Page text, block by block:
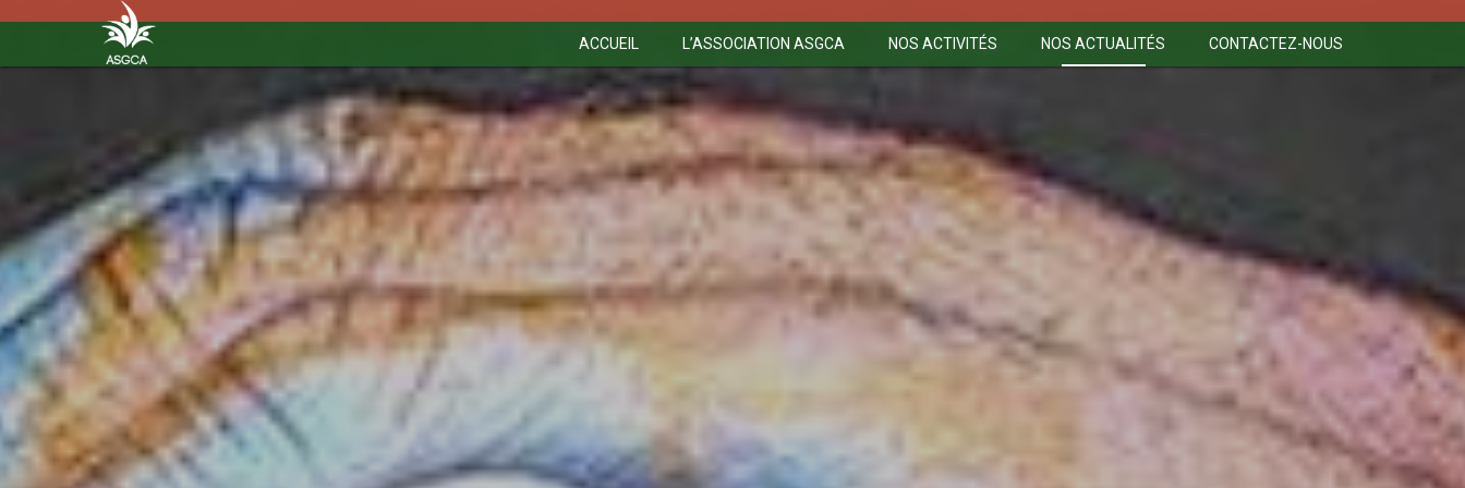
ACCUEIL L’ASSOCIATION ASGCA NOS ACTIVITÉS NOS ACTUALITÉS CONTACTEZ-NOUS